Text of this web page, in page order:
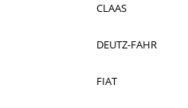
CLAAS
DEUTZ-FAHR
FIAT